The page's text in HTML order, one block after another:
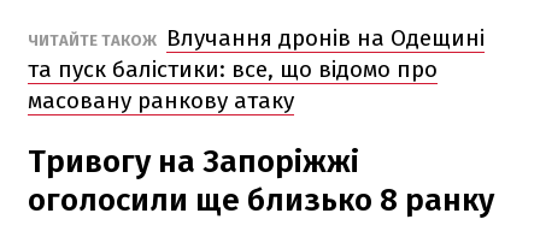
ЧИТАЙТЕ ТАКОЖ
Влучання дронів на Одещині
та пуск балістики: все, що відомо про
масовану ранкову атаку
Тривогу на Запоріжжі
оголосили ще близько 8 ранку